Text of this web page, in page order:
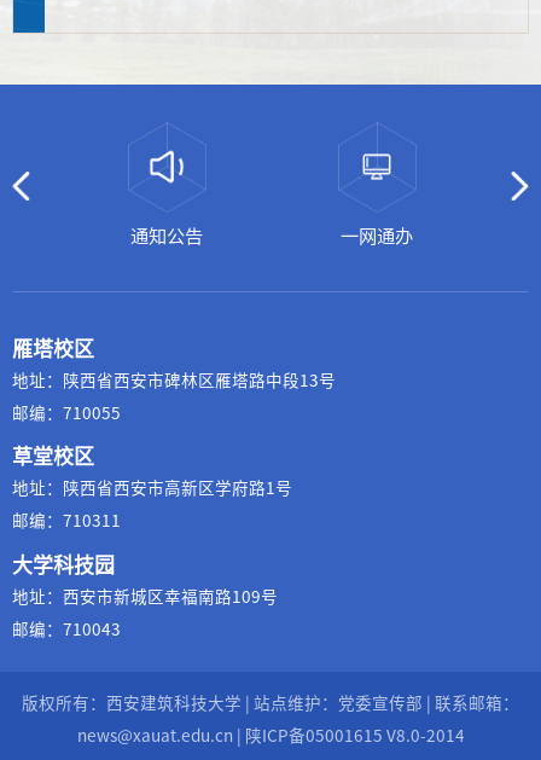
通知公告 一网通办
雁塔校区
地址：陕西省西安市碑林区雁塔路中段13号
邮编：710055
草堂校区
地址：陕西省西安市高新区学府路1号
邮编：710311
大学科技园
地址：西安市新城区幸福南路109号
邮编：710043
版权所有：西安建筑科技大学 | 站点维护：党委宣传部 | 联系邮箱：
news@xauat.edu.cn |
陕ICP备05001615 V8.0-2014